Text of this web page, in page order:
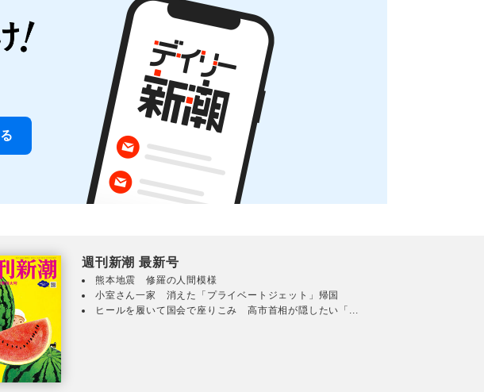
週刊新潮 最新号
熊本地震 修羅の人間模様
小室さん一家 消えた「プライベートジェット」帰国
ヒールを履いて国会で座りこみ 高市首相が隠したい「...